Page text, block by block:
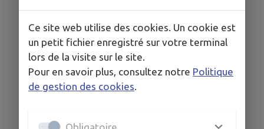
COORDONNÉES
15 rue du vert auxois 21320 POUILLY EN AUXOIS
contact@camping-vert-auxois.fr
camping-vert-auxois.fr/
03 80 90 71 89
Ce site web utilise des cookies. Un cookie est
un petit fichier enregistré sur votre terminal
lors de la visite sur le site.
Pour en savoir plus, consultez notre Politique
de gestion des cookies.
Obligatoire